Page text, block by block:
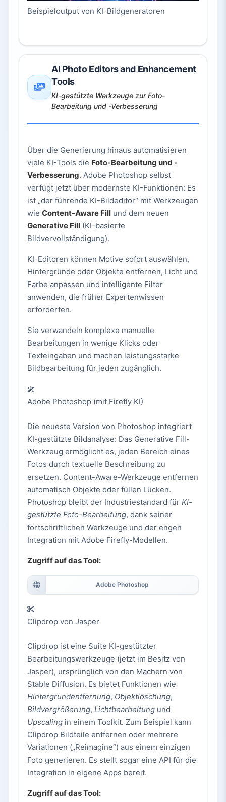
Beispieloutput von KI-Bildgeneratoren
AI Photo Editors and Enhancement
Tools
KI-gestützte Werkzeuge zur Foto-
Bearbeitung und -Verbesserung
Über die Generierung hinaus automatisieren
viele KI-Tools die Foto-Bearbeitung und -
Verbesserung. Adobe Photoshop selbst
verfügt jetzt über modernste KI-Funktionen: Es
ist „der führende KI-Bildeditor“ mit Werkzeugen
wie Content-Aware Fill und dem neuen
Generative Fill (KI-basierte
Bildvervollständigung).
KI-Editoren können Motive sofort auswählen,
Hintergründe oder Objekte entfernen, Licht und
Farbe anpassen und intelligente Filter
anwenden, die früher Expertenwissen
erforderten.
Sie verwandeln komplexe manuelle
Bearbeitungen in wenige Klicks oder
Texteingaben und machen leistungsstarke
Bildbearbeitung für jeden zugänglich.
Adobe Photoshop (mit Firefly KI)
Die neueste Version von Photoshop integriert
KI-gestützte Bildanalyse: Das Generative Fill-
Werkzeug ermöglicht es, jeden Bereich eines
Fotos durch textuelle Beschreibung zu
ersetzen. Content-Aware-Werkzeuge entfernen
automatisch Objekte oder füllen Lücken.
Photoshop bleibt der Industriestandard für KI-
gestützte Foto-Bearbeitung, dank seiner
fortschrittlichen Werkzeuge und der engen
Integration mit Adobe Firefly-Modellen.
Zugriff auf das Tool:
Adobe Photoshop
Clipdrop von Jasper
Clipdrop ist eine Suite KI-gestützter
Bearbeitungswerkzeuge (jetzt im Besitz von
Jasper), ursprünglich von den Machern von
Stable Diffusion. Es bietet Funktionen wie
Hintergrundentfernung, Objektlöschung,
Bildvergrößerung, Lichtbearbeitung und
Upscaling in einem Toolkit. Zum Beispiel kann
Clipdrop Bildteile entfernen oder mehrere
Variationen („Reimagine“) aus einem einzigen
Foto generieren. Es stellt sogar eine API für die
Integration in eigene Apps bereit.
Zugriff auf das Tool: